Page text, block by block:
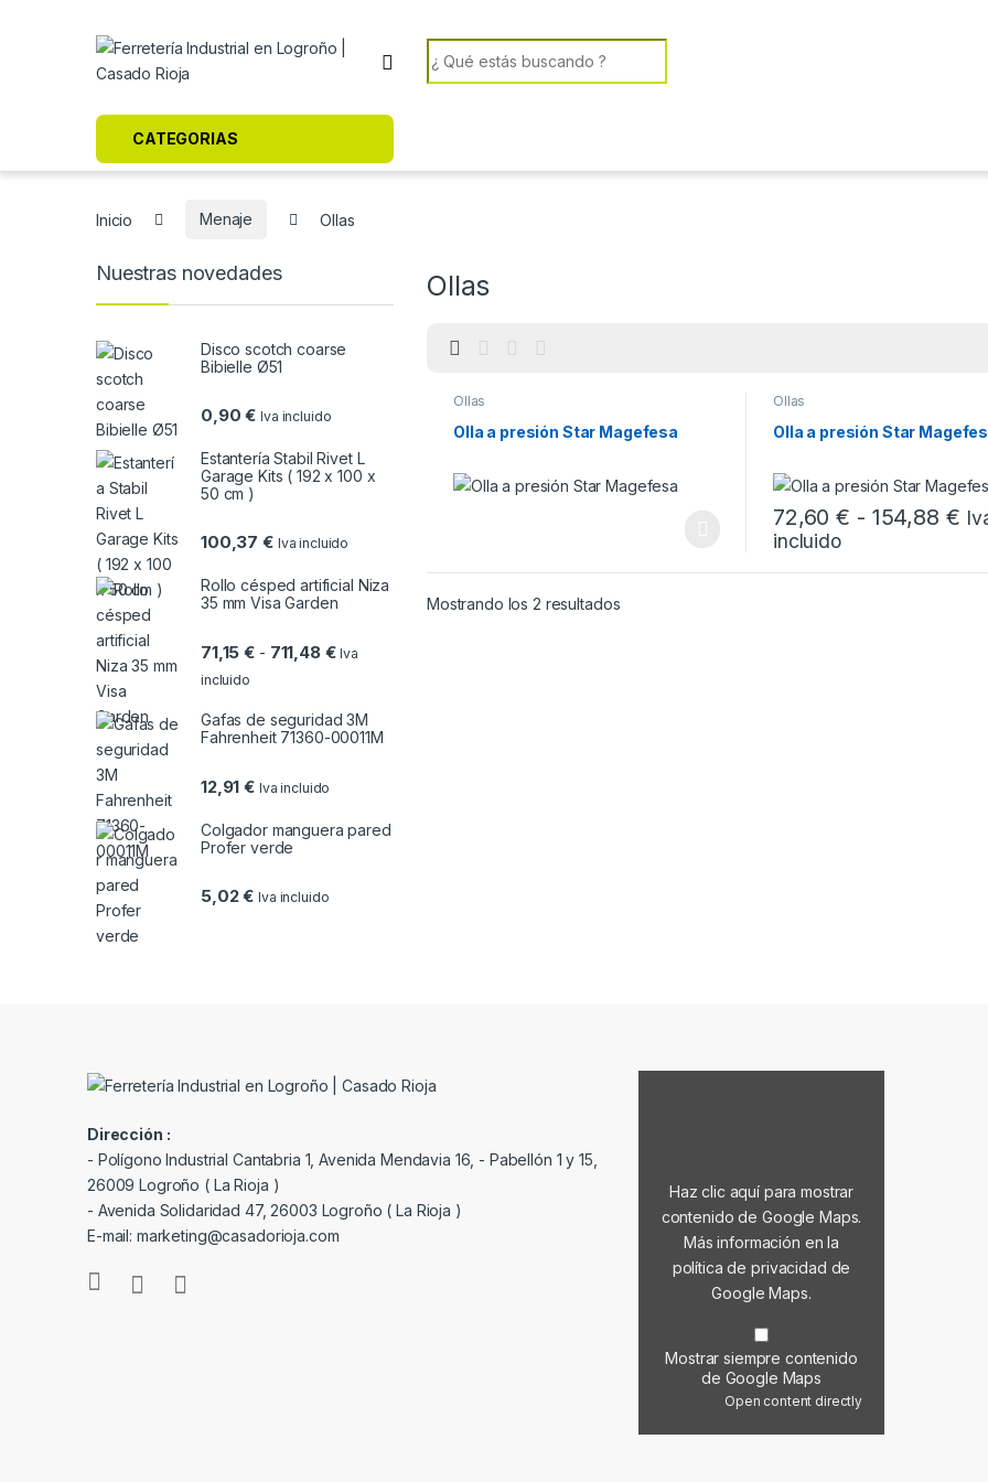
Search for:
CATEGORIAS
Inicio Menaje Ollas
Ollas
Ollas
Olla a presión Star Magefesa
Ollas
Olla a presión Star
72,60€ - 154,88 €
incluido
Este producto tiene múltiples
Mostrando los 2 resultadosOrdenado por popularidad
Nuestras novedades
Disco scotch coarse
Bibielle Ø51
0,90€ Iva incluido
Estantería Stabil Rivet L
Garage Kits ( 192 x 100 x
50 cm )
100,37€ Iva incluido
Rollo césped artificial Niza
35 mm Visa Garden
71,15€ - 711,48 €Rango de precios: desde 71,15 € hasta 711,48 €
Iva
incluido
Gafas de seguridad 3M
Fahrenheit 71360-00011M
12,91€ Iva incluido
Colgador manguera pared
Profer verde
5,02€ Iva incluido
Dirección :
- Polígono Industrial Cantabria 1, Avenida Mendavia 16, - Pabellón 1 y 15,
26009 Logroño ( La Rioja )
- Avenida Solidaridad 47, 26003 Logroño ( La Rioja )
E-mail: marketing@casadorioja.com
Haz clic aquí para mostrar
contenido de Google Maps.
Más información en la
política de privacidad de
Google Maps.
Mostrar siempre contenido
de Google Maps
Open content directly